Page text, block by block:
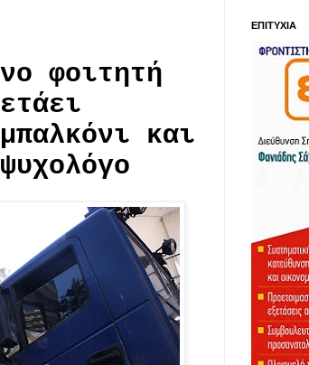
φοιτητή
και
ΕΠΙΤΥΧΙΑ